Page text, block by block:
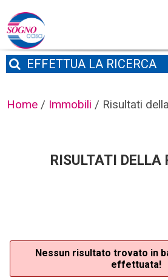
EFFETTUA LA RICERCA
Home / Immobili / Risultati
RISULTATI DELLA
Nessun risultato trovato in
effettuata!